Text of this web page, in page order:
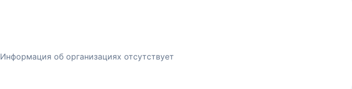
Информация об организациях отсутствует